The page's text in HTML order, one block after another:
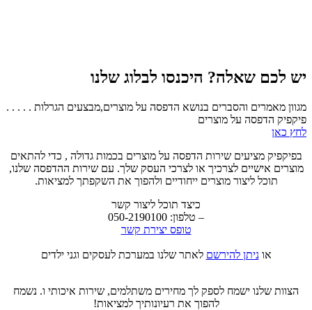
יש לכם שאלה? היכנסו לבלוג שלנו
מגוון מאמרים והסברים בנושא הדפסה על מוצרים,מבצעים הגרלות . . . . .
פיקפיק הדפסה על מוצרים
לחץ כאן
בפיקפיק מציעים שירות הדפסה על מוצרים בכמות גדולה , כדי להתאים
מוצרים אישיים לצרכיך או לצרכי העסק שלך. עם שירות ההדפסה שלנו,
תוכל ליצור מוצרים ייחודיים ולהפוך את השקפתך למציאות.
כיצד תוכל ליצור קשר
– טלפון: 050-2190100
טופס יצירת קשר
אוניתן להירשם לאתר שלנו במערכת לעסקים וגני ילדים
הצוות שלנו ישמח לספק לך מחירים משתלמים, שירות איכותי ו. נשמח
להפוך את רעיונותיך למציאות!